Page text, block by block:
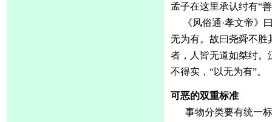
孟子在这里承认纣有“
《风俗通·孝文帝》
无为有。故曰尧舜不胜
者，人皆无道如桀纣。
不得实，“以无为有”。
可恶的双重标准
事物分类要有统一